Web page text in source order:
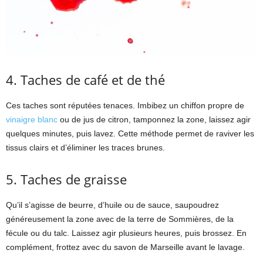
4. Taches de café et de thé
Ces taches sont réputées tenaces. Imbibez un chiffon propre de
vinaigre blanc ou de jus de citron, tamponnez la zone, laissez agir
quelques minutes, puis lavez. Cette méthode permet de raviver les
tissus clairs et d’éliminer les traces brunes.
5. Taches de graisse
Qu’il s’agisse de beurre, d’huile ou de sauce, saupoudrez
généreusement la zone avec de la terre de Sommières, de la
fécule ou du talc. Laissez agir plusieurs heures, puis brossez. En
complément, frottez avec du savon de Marseille avant le lavage.